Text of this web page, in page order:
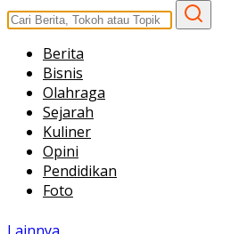
Berita
Bisnis
Olahraga
Sejarah
Kuliner
Opini
Pendidikan
Foto